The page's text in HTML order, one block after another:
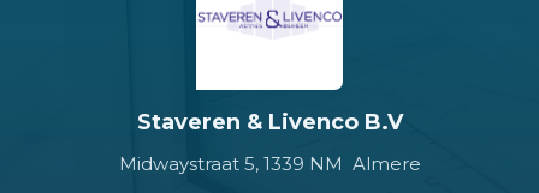
Staveren & Livenco B.V
Midwaystraat 5, 1339 NM Almere